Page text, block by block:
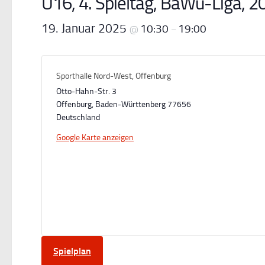
19. Januar 2025 @ 10:30 – 19:00
Sporthalle Nord-West, Offenburg
Otto-Hahn-Str. 3
Offenburg, Baden-Württenberg 77656
Deutschland
Google Karte anzeigen
Spielplan